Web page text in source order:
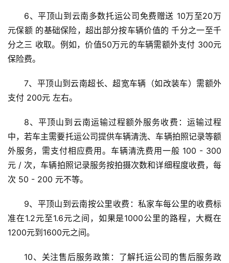
6、平顶山到云南多数托运公司免费赠送 10万至20万
元保额 的基础保险，超出部分按车辆价值的 千分之一至千
分之三 收取。例如，价值50万元的车辆需额外支付 300元
保险费。
7、平顶山到云南超长、超宽车辆（如改装车）需额外
支付 200元 左右。
8、平顶山到云南运输过程额外服务收费：运输过程
中，若车主需要托运公司提供车辆清洗、车辆拍照记录等额
外服务，需支付相应费用。车辆清洗费用一般 100 - 300
元 / 次，车辆拍照记录服务按拍摄次数和详细程度收费，每
次 50 - 200 元不等。
9、平顶山到云南按公里收费：私家车每公里的收费标
准在1.2元至1.6元之间，如果是1000公里的路程，大概在
1200元到1600元之间。
10、关注售后服务政策：了解托运公司的售后服务政